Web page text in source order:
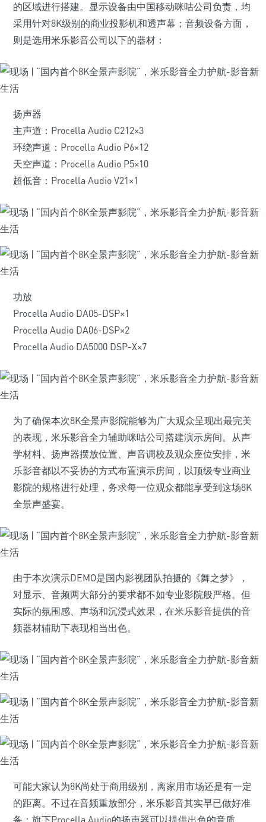
的区域进行搭建。显示设备由中国移动咪咕公司负责，均
采用针对8K级别的商业投影机和透声幕；音频设备方面，
则是选用米乐影音公司以下的器材：
扬声器
主声道：Procella Audio C212×3
环绕声道：Procella Audio P6×12
天空声道：Procella Audio P5×10
超低音：Procella Audio V21×1
功放
Procella Audio DA05-DSP×1
Procella Audio DA06-DSP×2
Procella Audio DA5000 DSP-X×7
为了确保本次8K全景声影院能够为广大观众呈现出最完美
的表现，米乐影音全力辅助咪咕公司搭建演示房间。从声
学材料、扬声器摆放位置、声音调校及观众座位安排，米
乐影音都以不妥协的方式布置演示房间，以顶级专业商业
影院的规格进行处理，务求每一位观众都能享受到这场8K
全景声盛宴。
由于本次演示DEMO是国内影视团队拍摄的《舞之梦》，
对显示、音频两大部分的要求都不如专业影院般严格。但
实际的氛围感、声场和沉浸式效果，在米乐影音提供的音
频器材辅助下表现相当出色。
可能大家认为8K尚处于商用级别，离家用市场还是有一定
的距离。不过在音频重放部分，米乐影音其实早已做好准
备；旗下Procella Audio的扬声器可以提供出色的音质，